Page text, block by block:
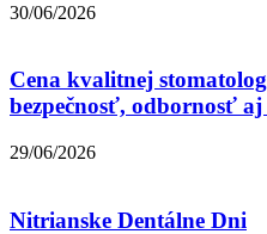
30/06/2026
Cena kvalitnej
bezpečnosť, odbornosť
29/06/2026
Nitrianske Dentálne Dni